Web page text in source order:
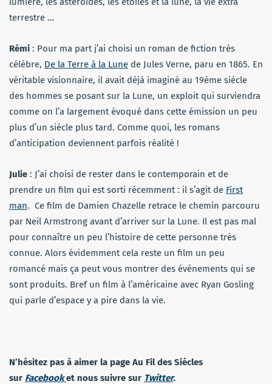
terrestre …
Rémi : Pour ma part j’ai choisi un roman de fiction très
célèbre, De la Terre à la Lune de Jules Verne, paru en 1865. En
véritable visionnaire, il avait déjà imaginé au 19ème siècle
des hommes se posant sur la Lune, un exploit qui surviendra
comme on l’a largement évoqué dans cette émission un peu
plus d’un siècle plus tard. Comme quoi, les romans
d’anticipation deviennent parfois réalité !
Julie : J’ai choisi de rester dans le contemporain et de
prendre un film qui est sorti récemment : il s’agit de First
man. Ce film de Damien Chazelle retrace le chemin parcouru
par Neil Armstrong avant d’arriver sur la Lune. Il est pas mal
pour connaître un peu l’histoire de cette personne très
connue. Alors évidemment cela reste un film un peu
romancé mais ça peut vous montrer des événements qui se
sont produits. Bref un film à l’américaine avec Ryan Gosling
qui parle d’espace y a pire dans la vie.
N’hésitez pas à aimer la page Au Fil des Siècles
sur Facebooket nous suivre sur Twitter.